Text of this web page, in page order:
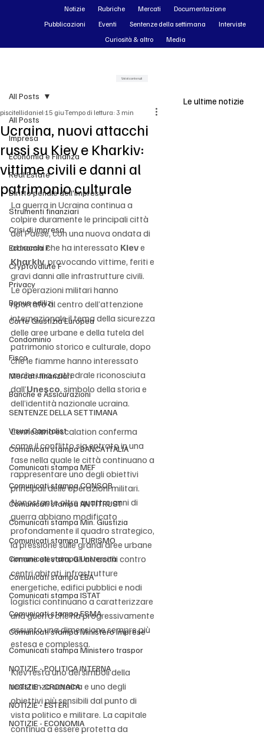
All Posts
Impresa
Economia e Finanza
Real Estate
Diritto penale dell'impresa
Strumenti finanziari
Crisi di impresa
Economia F
Cryptovalute F
Privacy
Bonus edilizi
Corte Giustizia Europea
Condominio
Fisco
Mercati finanziari
Banche e Assicurazioni
SENTENZE DELLA SETTIMANA
Visual Capitalist
Comunicati stampa BANCA ITALIA
Comunicati stampa MEF
Comunicati stampa CONSOB
Comunicati stampa ANTITRUST
Comunicati stampa Min. Giustizia
Comunicati stampa TURISMO
Comunicati stampa Università
Comunicati stampa EBA
Comunicati stampa ISTAT
Comunicati stampa ESMA
Comunicati stampa Ministero Imprese
Comunicati stampa Ministero traspor
NOTIZIE - POLITICA INTERNA
NOTIZIE - CRONACA
NOTIZIE - ESTERI
NOTIZIE - ECONOMIA
All Posts
Ucraina, nuovi attacchi
russi su Kiev e Kharkiv:
vittime civili e danni al
patrimonio culturale
piscitellidaniel 15 giuTempo di lettura: 3 min
La guerra in Ucraina continua a
colpire duramente le principali città
del Paese, con una nuova ondata di
attacchi che ha interessato Kiev e
Kharkiv, provocando vittime, feriti e
gravi danni alle infrastrutture civili.
Le operazioni militari hanno
riportato al centro dell’attenzione
internazionale il tema della sicurezza
delle aree urbane e della tutela del
patrimonio storico e culturale, dopo
che le fiamme hanno interessato
anche una cattedrale riconosciuta
dall’Unesco, simbolo della storia e
dell’identità nazionale ucraina.
L’ennesima escalation conferma
come il conflitto sia entrato in una
fase nella quale le città continuano a
rappresentare uno degli obiettivi
principali delle operazioni militari.
Nonostante oltre quattro anni di
guerra abbiano modificato
profondamente il quadro strategico,
la pressione sulle grandi aree urbane
rimane elevata. Gli attacchi contro
centri abitati, infrastrutture
energetiche, edifici pubblici e nodi
logistici continuano a caratterizzare
una guerra che ha progressivamente
assunto una dimensione sempre più
estesa e complessa.
Kiev resta uno dei simboli della
resistenza ucraina e uno degli
obiettivi più sensibili dal punto di
vista politico e militare. La capitale
continua a essere protetta da
Le ultime notizie
Notizie Rubriche Mercati
Documentazione
Pubblicazioni
Eventi Sentenze della settimana
Interviste
Curiosità & altro
Media
Vai ai contenuti